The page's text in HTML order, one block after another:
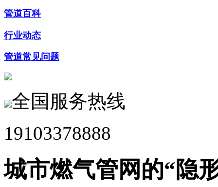
管道百科
行业动态
管道常见问题
全国服务热线
19103378888
城市燃气管网的“隐